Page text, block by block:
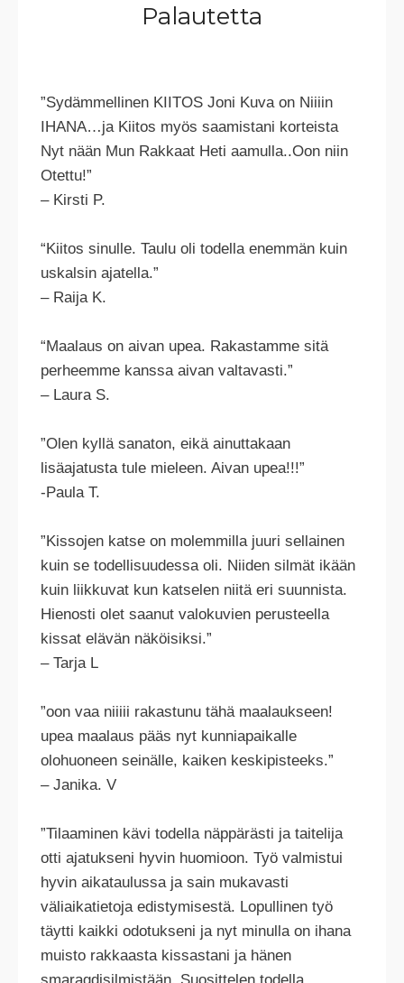
Palautetta
”Sydämmellinen KIITOS Joni Kuva on Niiiin
IHANA…ja Kiitos myös saamistani korteista
Nyt nään Mun Rakkaat Heti aamulla..Oon niin
Otettu!”
– Kirsti P.
“Kiitos sinulle. Taulu oli todella enemmän kuin
uskalsin ajatella.”
– Raija K.
“Maalaus on aivan upea. Rakastamme sitä
perheemme kanssa aivan valtavasti.”
– Laura S.
”Olen kyllä sanaton, eikä ainuttakaan
lisäajatusta tule mieleen. Aivan upea!!!”
-Paula T.
”Kissojen katse on molemmilla juuri sellainen
kuin se todellisuudessa oli. Niiden silmät ikään
kuin liikkuvat kun katselen niitä eri suunnista.
Hienosti olet saanut valokuvien perusteella
kissat elävän näköisiksi.”
– Tarja L
”oon vaa niiiii rakastunu tähä maalaukseen!
upea maalaus pääs nyt kunniapaikalle
olohuoneen seinälle, kaiken keskipisteeks.”
– Janika. V
”Tilaaminen kävi todella näppärästi ja taitelija
otti ajatukseni hyvin huomioon. Työ valmistui
hyvin aikataulussa ja sain mukavasti
väliaikatietoja edistymisestä. Lopullinen työ
täytti kaikki odotukseni ja nyt minulla on ihana
muisto rakkaasta kissastani ja hänen
smaragdisilmistään. Suosittelen todella